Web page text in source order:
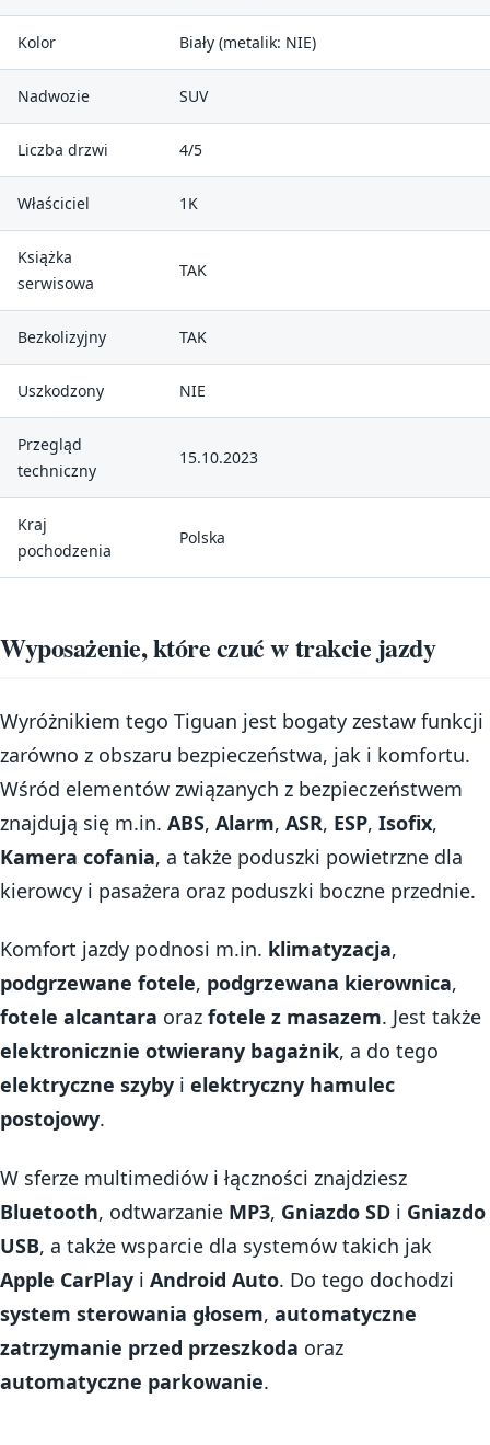
Kolor Biały (metalik: NIE)
Nadwozie SUV
Liczba drzwi 4/5
Właściciel 1K
Książka
serwisowa
TAK
Bezkolizyjny TAK
Uszkodzony NIE
Przegląd
techniczny
15.10.2023
Kraj
pochodzenia
Polska
Wyposażenie, które czuć w trakcie jazdy
Wyróżnikiem tego Tiguan jest bogaty zestaw funkcji
zarówno z obszaru bezpieczeństwa, jak i komfortu.
Wśród elementów związanych z bezpieczeństwem
znajdują się m.in. ABS, Alarm, ASR, ESP, Isofix,
Kamera cofania, a także poduszki powietrzne dla
kierowcy i pasażera oraz poduszki boczne przednie.
Komfort jazdy podnosi m.in. klimatyzacja,
podgrzewane fotele, podgrzewana kierownica,
fotele alcantara oraz fotele z masazem. Jest także
elektronicznie otwierany bagażnik, a do tego
elektryczne szyby i elektryczny hamulec
postojowy.
W sferze multimediów i łączności znajdziesz
Bluetooth, odtwarzanie MP3, Gniazdo SD i Gniazdo
USB, a także wsparcie dla systemów takich jak
Apple CarPlay i Android Auto. Do tego dochodzi
system sterowania głosem, automatyczne
zatrzymanie przed przeszkoda oraz
automatyczne parkowanie.